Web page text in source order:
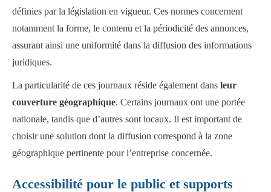
définies par la législation en vigueur. Ces normes concernent
notamment la forme, le contenu et la périodicité des annonces,
assurant ainsi une uniformité dans la diffusion des informations
juridiques.
La particularité de ces journaux réside également dans leur
couverture géographique. Certains journaux ont une portée
nationale, tandis que d’autres sont locaux. Il est important de
choisir une solution dont la diffusion correspond à la zone
géographique pertinente pour l’entreprise concernée.
Accessibilité pour le public et supports